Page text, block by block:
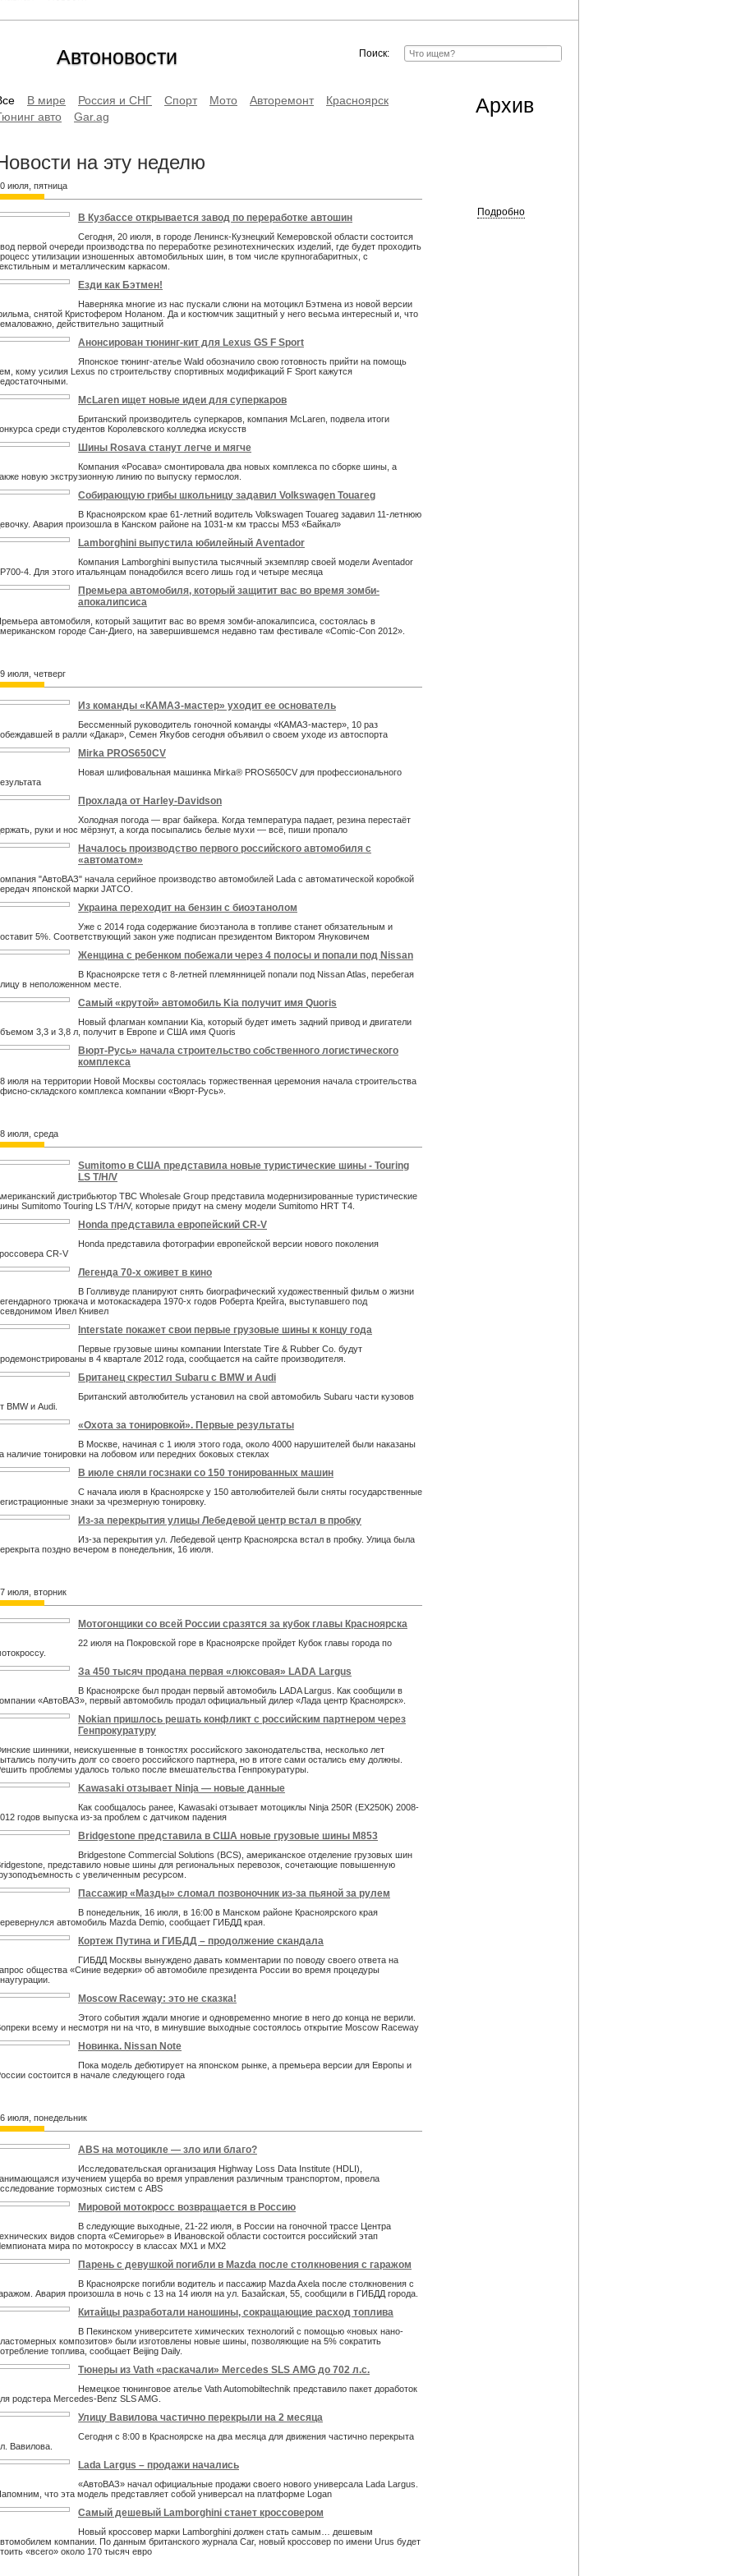
Автоновости Поиск:
В мире Россия и СНГ Спорт Мото Авторемонт
Красноярск
авто
Gar.ag
на эту неделю
июля, пятница
В Кузбассе открывается завод по переработке автошин
Сегодня, 20 июля, в городе Ленинск-Кузнецкий Кемеровской области состоится
первой очереди производства по переработке резинотехнических изделий, где будет проходить
утилизации изношенных автомобильных шин, в том числе крупногабаритных, с
и металлическим каркасом.
Езди как Бэтмен!
Наверняка многие из нас пускали слюни на мотоцикл Бэтмена из новой версии
снятой Кристофером Ноланом. Да и костюмчик защитный у него весьма интересный и, что
действительно защитный
Анонсирован тюнинг-кит для Lexus GS F Sport
Японское тюнинг-ателье Wald обозначило свою готовность прийти на помощь
кому усилия Lexus по строительству спортивных модификаций F Sport кажутся
McLaren ищет новые идеи для суперкаров
Британский производитель суперкаров, компания McLaren, подвела итоги
среди студентов Королевского колледжа искусств
Шины Rosava станут легче и мягче
Компания «Росава» смонтировала два новых комплекса по сборке шины, а
новую экструзионную линию по выпуску гермослоя.
Собирающую грибы школьницу задавил Volkswagen Touareg
В Красноярском крае 61-летний водитель Volkswagen Touareg задавил 11-летнюю
Авария произошла в Канском районе на 1031-м км трассы М53 «Байкал»
Lamborghini выпустила юбилейный Aventador
Компания Lamborghini выпустила тысячный экземпляр своей модели Aventador
4. Для этого итальянцам понадобился всего лишь год и четыре месяца
Премьера автомобиля, который защитит вас во время зомби-
апокалипсиса
автомобиля, который защитит вас во время зомби-апокалипсиса, состоялась в
городе Сан-Диего, на завершившемся недавно там фестивале «Comic-Con 2012».
июля, четверг
Из команды «КАМАЗ-мастер» уходит ее основатель
Бессменный руководитель гоночной команды «КАМАЗ-мастер», 10 раз
в ралли «Дакар», Семен Якубов сегодня объявил о своем уходе из автоспорта
Mirka PROS650CV
Новая шлифовальная машинка Mirka® PROS650CV для профессионального
Прохлада от Harley-Davidson
Холодная погода — враг байкера. Когда температура падает, резина перестаёт
руки и нос мёрзнут, а когда посыпались белые мухи — всё, пиши пропало
Началось производство первого российского автомобиля с
«автоматом»
"АвтоВАЗ" начала серийное производство автомобилей Lada с автоматической коробкой
японской марки JATCO.
Украина переходит на бензин с биоэтанолом
Уже с 2014 года содержание биоэтанола в топливе станет обязательным и
5%. Соответствующий закон уже подписан президентом Виктором Януковичем
Женщина с ребенком побежали через 4 полосы и попали под Nissan
В Красноярске тетя с 8-летней племянницей попали под Nissan Atlas, перебегая
в неположенном месте.
Самый «крутой» автомобиль Kia получит имя Quoris
Новый флагман компании Kia, который будет иметь задний привод и двигатели
3,3 и 3,8 л, получит в Европе и США имя Quoris
Вюрт-Русь» начала строительство собственного логистического
комплекса
июля на территории Новой Москвы состоялась торжественная церемония начала строительства
складского комплекса компании «Вюрт-Русь».
июля, среда
Sumitomo в США представила новые туристические шины - Touring
LS T/H/V
дистрибьютор TBC Wholesale Group представила модернизированные туристические
Sumitomo Touring LS T/H/V, которые придут на смену модели Sumitomo HRT T4.
Honda представила европейский CR-V
Honda представила фотографии европейской версии нового поколения
CR-V
Легенда 70-х оживет в кино
В Голливуде планируют снять биографический художественный фильм о жизни
трюкача и мотокаскадера 1970-х годов Роберта Крейга, выступавшего под
Ивел Книвел
Interstate покажет свои первые грузовые шины к концу года
Первые грузовые шины компании Interstate Tire & Rubber Co. будут
в 4 квартале 2012 года, сообщается на сайте производителя.
Британец скрестил Subaru с BMW и Audi
Британский автолюбитель установил на свой автомобиль Subaru части кузовов
BMW и Audi.
«Охота за тонировкой». Первые результаты
В Москве, начиная с 1 июля этого года, около 4000 нарушителей были наказаны
наличие тонировки на лобовом или передних боковых стеклах
В июле сняли госзнаки со 150 тонированных машин
С начала июля в Красноярске у 150 автолюбителей были сняты государственные
знаки за чрезмерную тонировку.
Из-за перекрытия улицы Лебедевой центр встал в пробку
Из-за перекрытия ул. Лебедевой центр Красноярска встал в пробку. Улица была
поздно вечером в понедельник, 16 июля.
июля, вторник
Мотогонщики со всей России сразятся за кубок главы Красноярска
22 июля на Покровской горе в Красноярске пройдет Кубок главы города по
За 450 тысяч продана первая «люксовая» LADA Largus
В Красноярске был продан первый автомобиль LADA Largus. Как сообщили в
«АвтоВАЗ», первый автомобиль продал официальный дилер «Лада центр Красноярск».
Nokian пришлось решать конфликт с российским партнером через
Генпрокуратуру
шинники, неискушенные в тонкостях российского законодательства, несколько лет
получить долг со своего российского партнера, но в итоге сами остались ему должны.
проблемы удалось только после вмешательства Генпрокуратуры.
Kawasaki отзывает Ninja — новые данные
Как сообщалось ранее, Kawasaki отзывает мотоциклы Ninja 250R (EX250K) 2008-
годов выпуска из-за проблем с датчиком падения
Bridgestone представила в США новые грузовые шины M853
Bridgestone Commercial Solutions (BCS), американское отделение грузовых шин
представило новые шины для региональных перевозок, сочетающие повышенную
с увеличенным ресурсом.
Пассажир «Мазды» сломал позвоночник из-за пьяной за рулем
В понедельник, 16 июля, в 16:00 в Манском районе Красноярского края
автомобиль Mazda Demio, сообщает ГИБДД края.
Кортеж Путина и ГИБДД – продолжение скандала
ГИБДД Москвы вынуждено давать комментарии по поводу своего ответа на
общества «Синие ведерки» об автомобиле президента России во время процедуры
Moscow Raceway: это не сказка!
Этого события ждали многие и одновременно многие в него до конца не верили.
всему и несмотря ни на что, в минувшие выходные состоялось открытие Moscow Raceway
Новинка. Nissan Note
Пока модель дебютирует на японском рынке, а премьера версии для Европы и
состоится в начале следующего года
июля, понедельник
ABS на мотоцикле — зло или благо?
Исследовательская организация Highway Loss Data Institute (HDLI),
изучением ущерба во время управления различным транспортом, провела
тормозных систем с ABS
Мировой мотокросс возвращается в Россию
В следующие выходные, 21-22 июля, в России на гоночной трассе Центра
видов спорта «Семигорье» в Ивановской области состоится российский этап
мира по мотокроссу в классах МХ1 и МХ2
Парень с девушкой погибли в Mazda после столкновения с гаражом
В Красноярске погибли водитель и пассажир Mazda Axela после столкновения с
Авария произошла в ночь с 13 на 14 июля на ул. Базайская, 55, сообщили в ГИБДД города.
Китайцы разработали наношины, сокращающие расход топлива
В Пекинском университете химических технологий с помощью «новых нано-
композитов» были изготовлены новые шины, позволяющие на 5% сократить
топлива, сообщает Beijing Daily.
Тюнеры из Vath «раскачали» Mercedes SLS AMG до 702 л.с.
Немецкое тюнинговое ателье Vath Automobiltechnik представило пакет доработок
родстера Mercedes-Benz SLS AMG.
Улицу Вавилова частично перекрыли на 2 месяца
Сегодня с 8:00 в Красноярске на два месяца для движения частично перекрыта
Вавилова.
Lada Largus – продажи начались
«АвтоВАЗ» начал официальные продажи своего нового универсала Lada Largus.
что эта модель представляет собой универсал на платформе Logan
Самый дешевый Lamborghini станет кроссовером
Новый кроссовер марки Lamborghini должен стать самым… дешевым
компании. По данным британского журнала Car, новый кроссовер по имени Urus будет
«всего» около 170 тысяч евро
Архив
Подробно